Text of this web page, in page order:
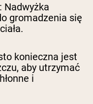
: Nadwyżka
gromadzenia się
konieczna jest
aby utrzymać
i